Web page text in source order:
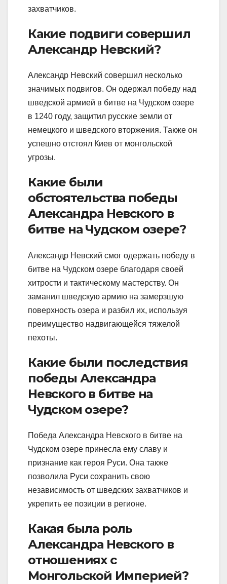
захватчиков.
Какие подвиги совершил
Александр Невский?
Александр Невский совершил несколько
значимых подвигов. Он одержал победу над
шведской армией в битве на Чудском озере
в 1240 году, защитил русские земли от
немецкого и шведского вторжения. Также он
успешно отстоял Киев от монгольской
угрозы.
Какие были
обстоятельства победы
Александра Невского в
битве на Чудском озере?
Александр Невский смог одержать победу в
битве на Чудском озере благодаря своей
хитрости и тактическому мастерству. Он
заманил шведскую армию на замерзшую
поверхность озера и разбил их, используя
преимущество надвигающейся тяжелой
пехоты.
Какие были последствия
победы Александра
Невского в битве на
Чудском озере?
Победа Александра Невского в битве на
Чудском озере принесла ему славу и
признание как героя Руси. Она также
позволила Руси сохранить свою
независимость от шведских захватчиков и
укрепить ее позиции в регионе.
Какая была роль
Александра Невского в
отношениях с
Монгольской Империей?